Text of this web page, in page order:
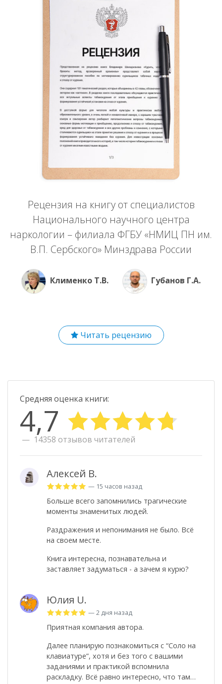
Рецензия на книгу от специалистов
Национального научного центра
наркологии – филиала ФГБУ «НМИЦ ПН им.
В.П. Сербского» Минздрава России
Клименко Т.В. Губанов Г.А.
Читать рецензию
Средняя оценка книги:
4,7
14358 отзывов читателей
Алексей В.
— 15 часов назад
Больше всего запомнились трагические
моменты знаменитых людей.
Раздражения и непонимания не было. Всё
на своем месте.
Книга интересна, познавательна и
заставляет задуматься - а зачем я курю?
Юлия U.
— 2 дня назад
Приятная компания автора.
Далее планирую познакомиться с “Соло на
клавиатуре”, хотя и без того с вашими
заданиями и практикой вспомнила
раскладку. Всё равно интересно, что там…